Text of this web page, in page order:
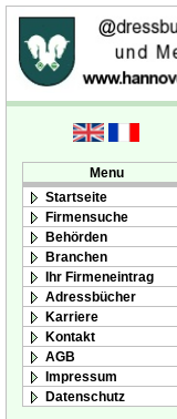
Menu
Startseite
Firmensuche
Behörden
Branchen
Ihr Firmeneintrag
Adressbücher
Karriere
Kontakt
AGB
Impressum
Datenschutz